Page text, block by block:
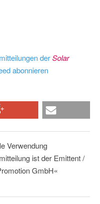
derSolar
abonnieren
Verwendung
ist der Emittent /
GmbH«